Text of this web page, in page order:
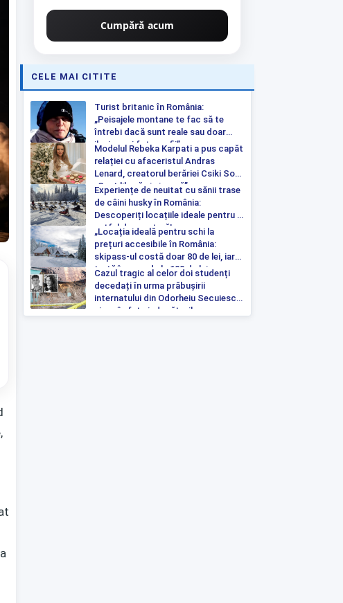
Cumpără acum
CELE MAI CITITE
Turist britanic în România:
„Peisajele montane te fac să te
întrebi dacă sunt reale sau doar
iluzia unei fotografii”
Modelul Rebeka Karpati a pus capăt
relației cu afaceristul Andras
Lenard, creatorul berăriei Csiki Sor:
„Sunt liberă și singură”
Experiențe de neuitat cu sănii trase
de câini husky în România:
Descoperiți locațiile ideale pentru o
astfel de aventură!
„Locația ideală pentru schi la
prețuri accesibile în România:
skipass-ul costă doar 80 de lei, iar
tartă începe de la 100 de lei pe
noapte”
Cazul tragic al celor doi studenți
decedați în urma prăbușirii
internatului din Odorheiu Secuiesc a
ajuns în fața judecătorilor